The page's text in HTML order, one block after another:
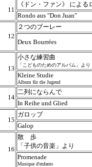
11
《ドン・ファン》 による
Rondo aus "Don Juan"
12
２つのブーレー
Deux Bourrées
13
小さな練習曲
「こどものためのアルバム」より
Kleine Studie
Album für die Jugend
14
二列にならんで
In Reihe und Glied
15
ガロップ
Galop
16
散 歩
「子供の音楽」より
Promenade
Musique d'enfants